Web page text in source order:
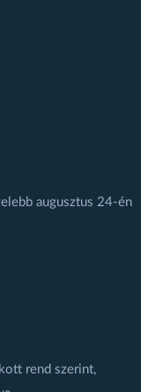
augusztus 24-én
rend szerint,